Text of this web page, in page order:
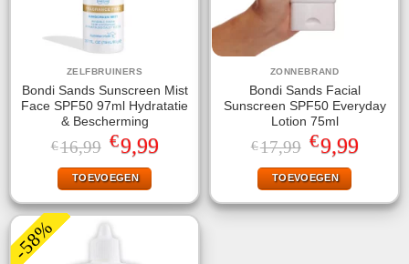
ZELFBRUINERS
Bondi Sands Sunscreen Mist
Face SPF50 97ml Hydratatie
& Bescherming
€16,99 Oorspronkelijke
prijs
was:
€16,99.
€9,99Huidige
prijs
TOEVOEGEN
ZONNEBRAND
Bondi Sands Facial
Sunscreen SPF50 Everyday
Lotion 75ml
€17,99 Oorspronkelijke
prijs
was:
€17,99.
€9,99Huidige
prijs
TOEVOEGEN
-58%